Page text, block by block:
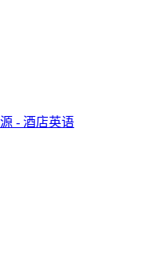
- 酒店英语